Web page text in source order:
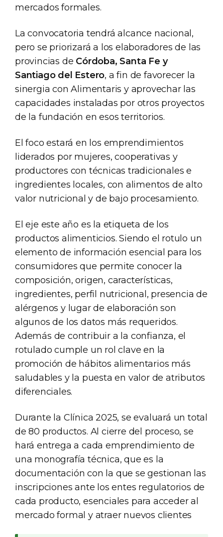
mercados formales.
La convocatoria tendrá alcance nacional,
pero se priorizará a los elaboradores de las
provincias de Córdoba, Santa Fe y
Santiago del Estero, a fin de favorecer la
sinergia con Alimentaris y aprovechar las
capacidades instaladas por otros proyectos
de la fundación en esos territorios.
El foco estará en los emprendimientos
liderados por mujeres, cooperativas y
productores con técnicas tradicionales e
ingredientes locales, con alimentos de alto
valor nutricional y de bajo procesamiento.
El eje este año es la etiqueta de los
productos alimenticios. Siendo el rotulo un
elemento de información esencial para los
consumidores que permite conocer la
composición, origen, características,
ingredientes, perfil nutricional, presencia de
alérgenos y lugar de elaboración son
algunos de los datos más requeridos.
Además de contribuir a la confianza, el
rotulado cumple un rol clave en la
promoción de hábitos alimentarios más
saludables y la puesta en valor de atributos
diferenciales.
Durante la Clínica 2025, se evaluará un total
de 80 productos. Al cierre del proceso, se
hará entrega a cada emprendimiento de
una monografía técnica, que es la
documentación con la que se gestionan las
inscripciones ante los entes regulatorios de
cada producto, esenciales para acceder al
mercado formal y atraer nuevos clientes